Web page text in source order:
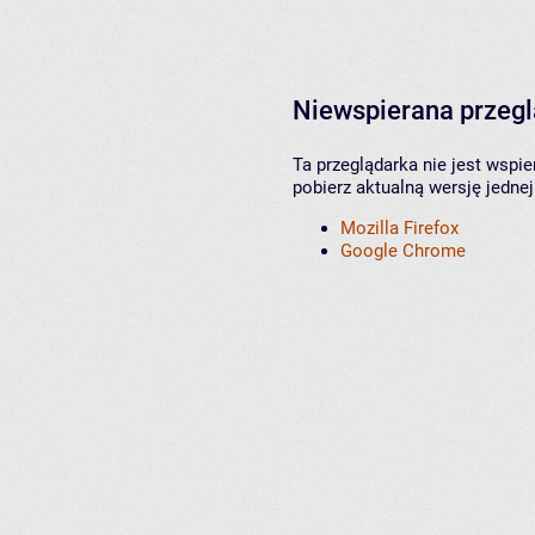
Niewspierana
Ta przeglądarka nie jest
pobierz aktualną wersję
Mozilla Firefox
Google Chrome